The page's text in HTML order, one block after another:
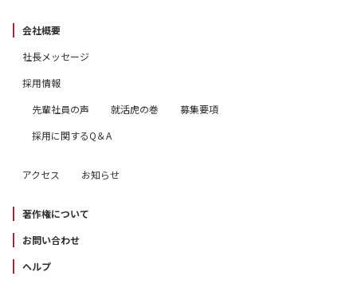
会社概要
社長メッセージ
採用情報
先輩社員の声
就活虎の巻
募集要項
採用に関するQ＆A
アクセス お知らせ
著作権について
お問い合わせ
ヘルプ